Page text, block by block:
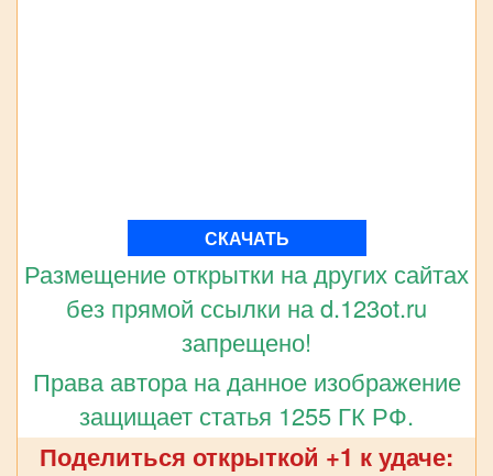
СКАЧАТЬ
Размещение открытки на других сайтах
без прямой ссылки на d.123ot.ru
запрещено!
Права автора на данное изображение
защищает статья 1255 ГК РФ.
Поделиться открыткой +1 к удаче: